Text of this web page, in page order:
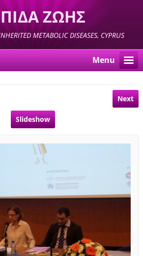
ΖΩΗΣ
METABOLIC DISEASES, CYPRUS
Menu
Next
Slideshow